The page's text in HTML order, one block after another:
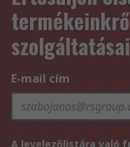
E-mail cím
A levelezőlistára való